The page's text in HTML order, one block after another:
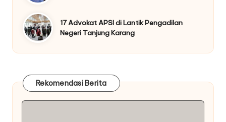
17 Advokat APSI di Lantik Pengadilan
Negeri Tanjung Karang
Rekomendasi Berita